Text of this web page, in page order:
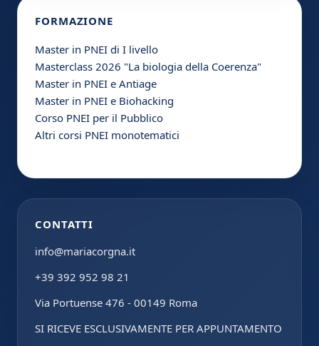
FORMAZIONE
Master in PNEI di I livello
Masterclass 2026 "La biologia della Coerenza"
Master in PNEI e Antiage
Master in PNEI e Biohacking
Corso PNEI per il Pubblico
Altri corsi PNEI monotematici
CONTATTI
info@mariacorgna.it
+39 392 952 98 21
Via Portuense 476 - 00149 Roma
SI RICEVE ESCLUSIVAMENTE PER APPUNTAMENTO